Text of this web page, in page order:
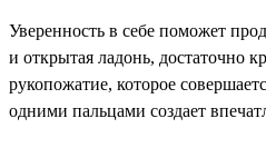
Уверенность в себе поможет
и открытая ладонь, достаточно
рукопожатие, которое
одними пальцами создает